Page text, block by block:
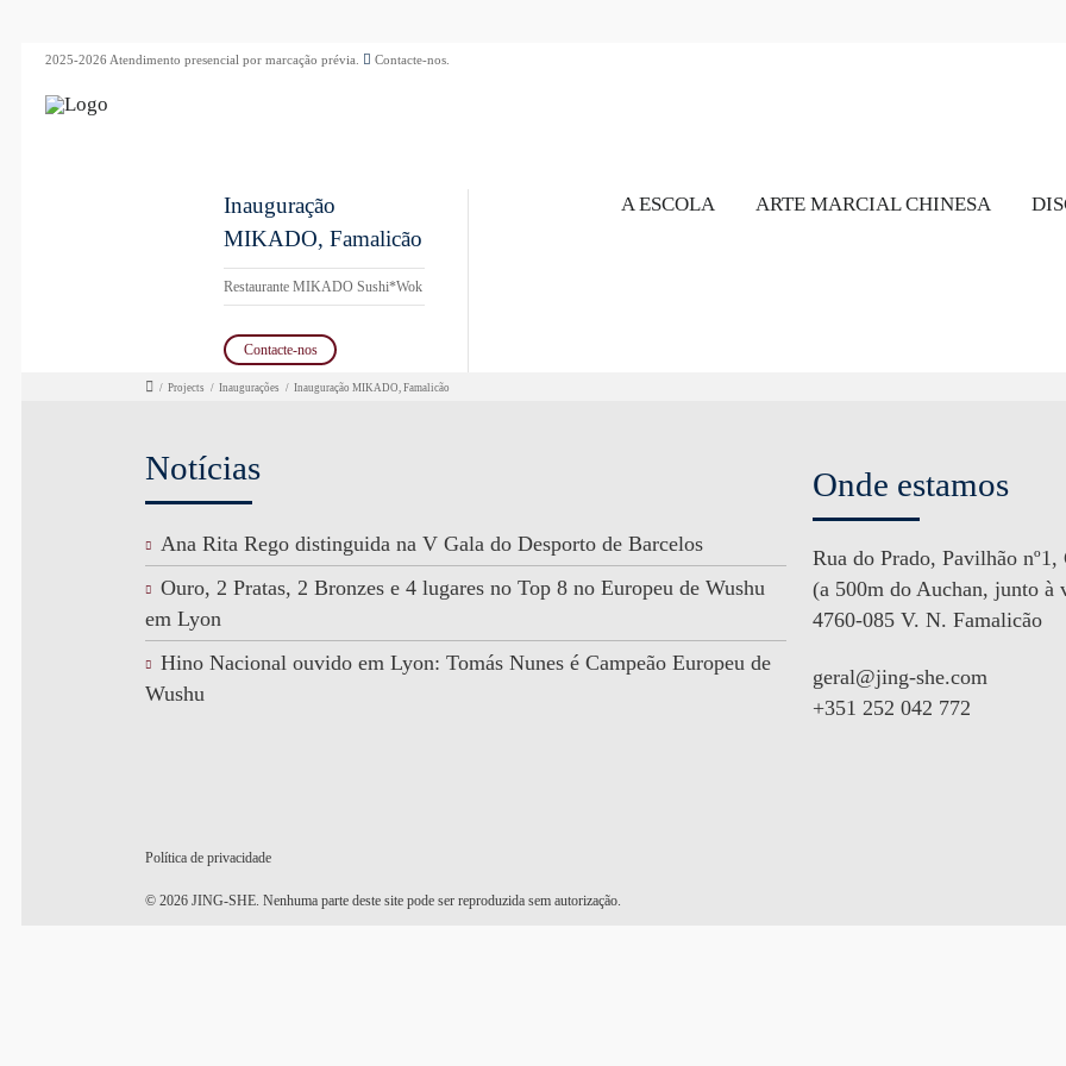
2025-2026 Atendimento presencial por marcação prévia. Contacte-nos.
A ESCOLA ARTE MARCIAL CHINESA
Inauguração
MIKADO, Famalicão
Restaurante MIKADO Sushi*Wok
Contacte-nos
/ Projects / Inaugurações / Inauguração MIKADO, Famalicão
Notícias
Ana Rita Rego distinguida na V Gala do Desporto de Barcelos
Ouro, 2 Pratas, 2 Bronzes e 4 lugares no Top 8 no Europeu de Wushu
em Lyon
Hino Nacional ouvido em Lyon: Tomás Nunes é Campeão Europeu de
Wushu
Onde estamos
Rua do Prado, Pavilhão nº1,
(a 500m do Auchan, junto à
4760-085 V. N. Famalicão
geral@jing-she.com
+351 252 042 772
Política de privacidade
© 2026 JING-SHE. Nenhuma parte deste site pode ser reproduzida sem autorização.